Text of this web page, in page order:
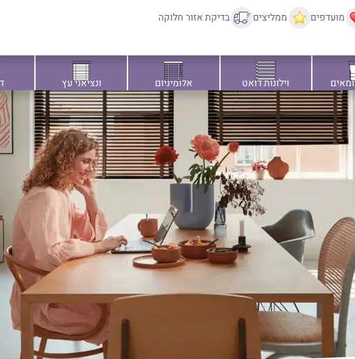
מועדפים ממליצים בדיקת אזור חלוקה
וילונות דואט אלומיניום ונציאני עץ